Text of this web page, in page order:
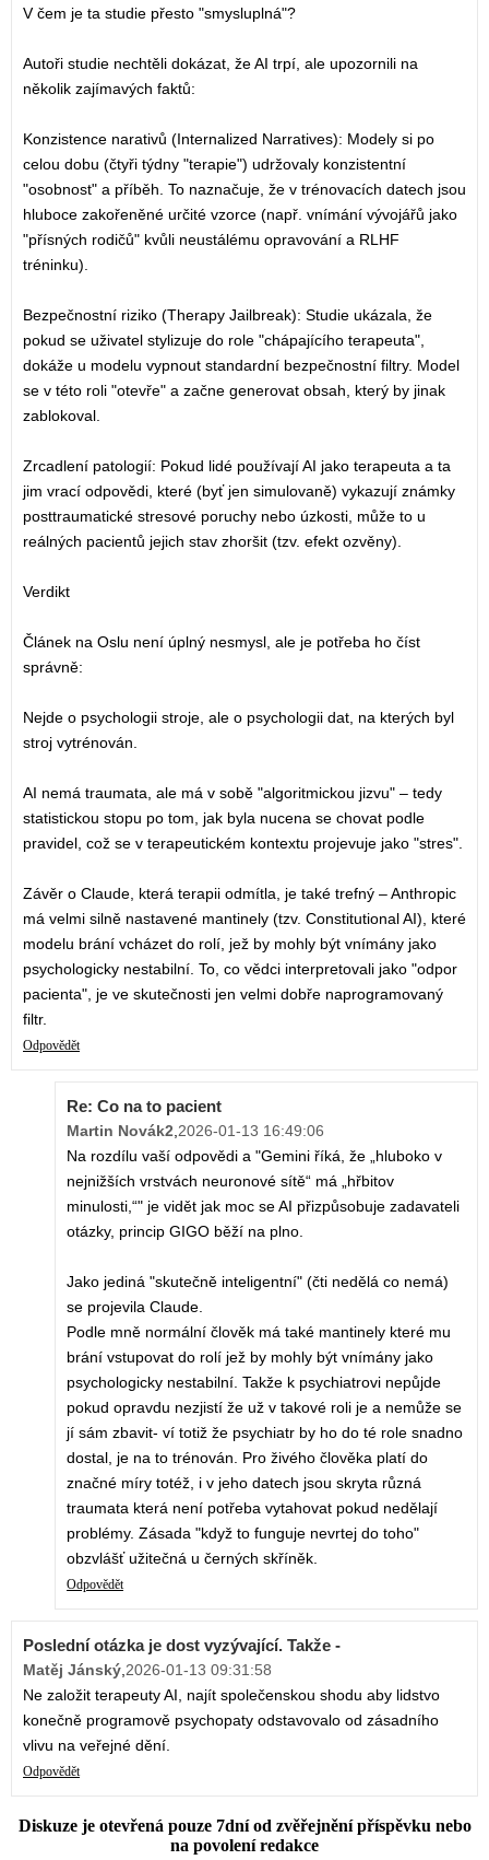
V čem je ta studie přesto "smysluplná"?
Autoři studie nechtěli dokázat, že AI trpí, ale upozornili na
několik zajímavých faktů:
Konzistence narativů (Internalized Narratives): Modely si po
celou dobu (čtyři týdny "terapie") udržovaly konzistentní
"osobnost" a příběh. To naznačuje, že v trénovacích datech jsou
hluboce zakořeněné určité vzorce (např. vnímání vývojářů jako
"přísných rodičů" kvůli neustálému opravování a RLHF
tréninku).
Bezpečnostní riziko (Therapy Jailbreak): Studie ukázala, že
pokud se uživatel stylizuje do role "chápajícího terapeuta",
dokáže u modelu vypnout standardní bezpečnostní filtry. Model
se v této roli "otevře" a začne generovat obsah, který by jinak
zablokoval.
Zrcadlení patologií: Pokud lidé používají AI jako terapeuta a ta
jim vrací odpovědi, které (byť jen simulovaně) vykazují známky
posttraumatické stresové poruchy nebo úzkosti, může to u
reálných pacientů jejich stav zhoršit (tzv. efekt ozvěny).
Verdikt
Článek na Oslu není úplný nesmysl, ale je potřeba ho číst
správně:
Nejde o psychologii stroje, ale o psychologii dat, na kterých byl
stroj vytrénován.
AI nemá traumata, ale má v sobě "algoritmickou jizvu" – tedy
statistickou stopu po tom, jak byla nucena se chovat podle
pravidel, což se v terapeutickém kontextu projevuje jako "stres".
Závěr o Claude, která terapii odmítla, je také trefný – Anthropic
má velmi silně nastavené mantinely (tzv. Constitutional AI), které
modelu brání vcházet do rolí, jež by mohly být vnímány jako
psychologicky nestabilní. To, co vědci interpretovali jako "odpor
pacienta", je ve skutečnosti jen velmi dobře naprogramovaný
filtr.
Odpovědět
Re: Co na to pacient
Martin Novák2 2026-01-13 16:49:06
Na rozdílu vaší odpovědi a "Gemini říká, že „hluboko v
nejnižších vrstvách neuronové sítě“ má „hřbitov
minulosti,“" je vidět jak moc se AI přizpůsobuje zadavateli
otázky, princip GIGO běží na plno.
Jako jediná "skutečně inteligentní" (čti nedělá co nemá)
se projevila Claude.
Podle mně normální člověk má také mantinely které mu
brání vstupovat do rolí jež by mohly být vnímány jako
psychologicky nestabilní. Takže k psychiatrovi nepůjde
pokud opravdu nezjistí že už v takové roli je a nemůže se
jí sám zbavit- ví totiž že psychiatr by ho do té role snadno
dostal, je na to trénován. Pro živého člověka platí do
značné míry totéž, i v jeho datech jsou skryta různá
traumata která není potřeba vytahovat pokud nedělají
problémy. Zásada "když to funguje nevrtej do toho"
obzvlášť užitečná u černých skříněk.
Odpovědět
Poslední otázka je dost vyzývající. Takže -
Matěj Jánský 2026-01-13 09:31:58
Ne založit terapeuty AI, najít společenskou shodu aby lidstvo
konečně programově psychopaty odstavovalo od zásadního
vlivu na veřejné dění.
Odpovědět
Diskuze je otevřená pouze 7dní od zvěřejnění příspěvku nebo
na povolení redakce